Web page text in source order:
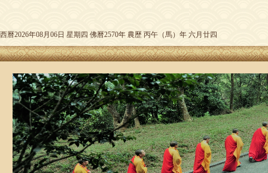
西曆2026年08月06日 星期四 佛曆2570年 農歷 丙午（馬）年 六月廿四